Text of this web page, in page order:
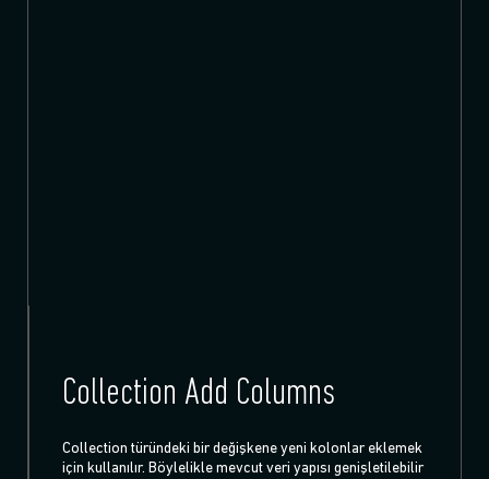
Collection Add Columns
Collection türündeki bir değişkene yeni kolonlar eklemek
için kullanılır. Böylelikle mevcut veri yapısı genişletilebilir